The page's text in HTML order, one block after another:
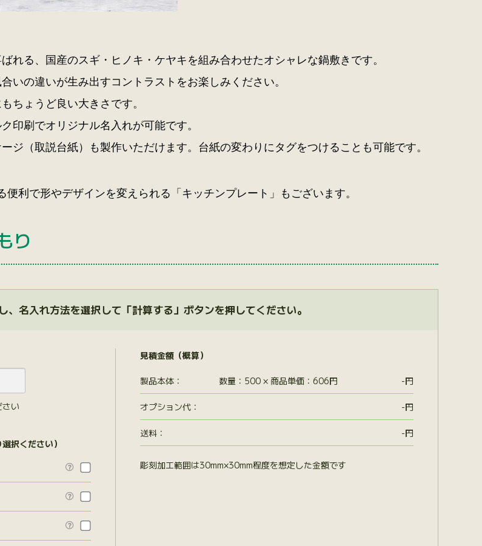
れる、国産のスギ・ヒノキ・ケヤキを組み合わせたオシャレな鍋敷きです。
いの違いが生み出すコントラストをお楽しみください。
ちょうど良い大きさです。
印刷でオリジナル名入れが可能です。
ジ（取説台紙）も製作いただけます。台紙の変わりにタグをつけることも可能です。
便利で形やデザインを変えられる 「キッチンプレート」 もございます。
り
、名入れ方法を選択して「計算する」ボタンを押してください。
い
択ください）



見積金額（概算）
製品本体： 数量：500 × 商品単価：606円 -円
オプション代 ： -円
送料： -円
彫刻加工範囲は30mm×30mm程度を想定した金額です